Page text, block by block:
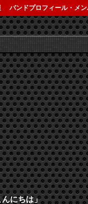
バンドプロフィール・メ
にちは」